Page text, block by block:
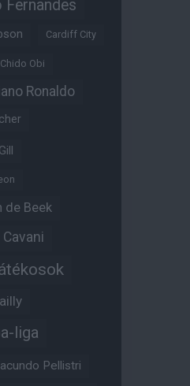
Fernandes
Cardiff City
Chido Obi
Ronaldo
de Beek
Cavani
liga
Pellistri